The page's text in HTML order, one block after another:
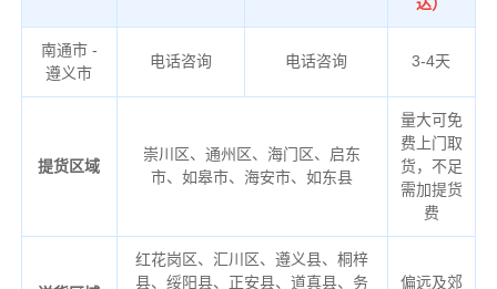
南通市 -
遵义市
电话咨询 电话咨询 3-4天
提货区域
崇川区、通州区、海门区、启东
市、如皋市、海安市、如东县
量大可免
费上门取
货，不足
需加提货
费
红花岗区、汇川区、遵义县、桐梓
县、绥阳县、正安县、道真县、务
偏远及郊